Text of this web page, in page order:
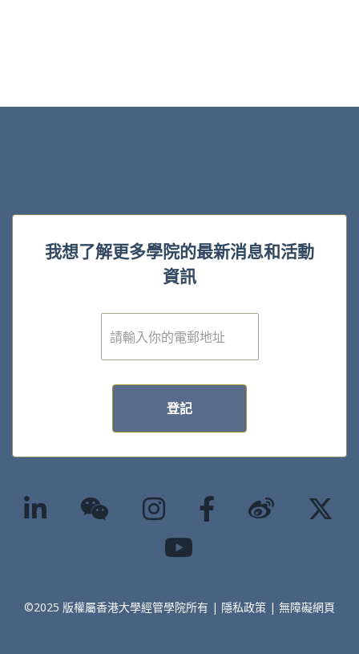
我想了解更多學院的最新消息和活動
資訊
電
子
登記
©2025 版權屬香港大學經管學院所有 | 隱私政策 | 無障礙網頁